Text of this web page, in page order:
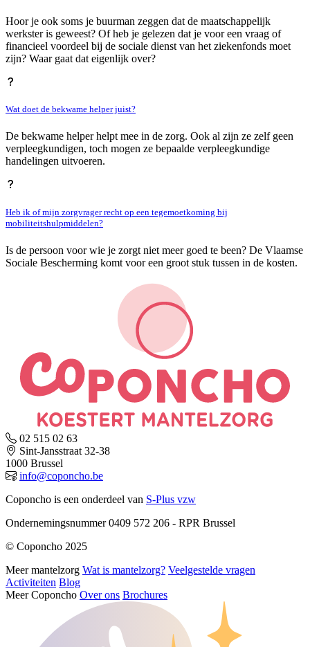
Hoor je ook soms je buurman zeggen dat de maatschappelijk
werkster is geweest? Of heb je gelezen dat je voor een vraag of
financieel voordeel bij de sociale dienst van het ziekenfonds moet
zijn? Waar gaat dat eigenlijk over?
Wat doet de bekwame helper juist?
De bekwame helper helpt mee in de zorg. Ook al zijn ze zelf geen
verpleegkundigen, toch mogen ze bepaalde verpleegkundige
handelingen uitvoeren.
Heb ik of mijn zorgvrager recht op een tegemoetkoming bij
mobiliteitshulpmiddelen?
Is de persoon voor wie je zorgt niet meer goed te been? De Vlaamse
Sociale Bescherming komt voor een groot stuk tussen in de kosten.
02 515 02 63
Sint-Jansstraat 32-38
1000 Brussel
info@coponcho.be
Coponcho is een onderdeel van S-Plus vzw
Ondernemingsnummer 0409 572 206 - RPR Brussel
© Coponcho 2025
Meer mantelzorg Wat is mantelzorg? Veelgestelde vragen
Activiteiten Blog
Meer Coponcho Over ons Brochures